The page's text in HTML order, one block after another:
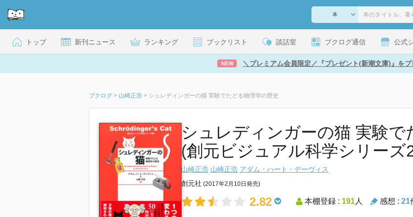
トップ 新刊ニュース ランキング ブックリスト 談話室 ブクログ通信 公式
NEW ＼プレミアム会員限定／『プレゼント(新潮文庫)』をプ
ブクログ > 山崎正浩 > シュレディンガーの猫 実験でたどる物理学の歴史
シュレディンガーの猫 実験で
(創元ビジュアル科学シリーズ
山崎正浩 山崎正浩 アダム・ハート・デーヴィス
創元社 (2017年2月10日発売)
2.82 本棚登録 : 191人 感想 : 21